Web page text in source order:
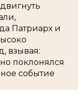
Патриарх и
взывая:
поклонялся
событие